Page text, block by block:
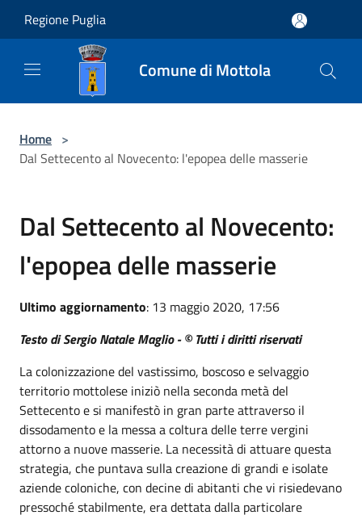
Regione Puglia
Comune di Mottola
Home >
Dal Settecento al Novecento: l'epopea delle masserie
Dal Settecento al Novecento:
l'epopea delle masserie
Ultimo aggiornamento: 13 maggio 2020, 17:56
Testo di Sergio Natale Maglio - © Tutti i diritti riservati
La colonizzazione del vastissimo, boscoso e selvaggio
territorio mottolese iniziò nella seconda metà del
Settecento e si manifestò in gran parte attraverso il
dissodamento e la messa a coltura delle terre vergini
attorno a nuove masserie. La necessità di attuare questa
strategia, che puntava sulla creazione di grandi e isolate
aziende coloniche, con decine di abitanti che vi risiedevano
pressoché stabilmente, era dettata dalla particolare